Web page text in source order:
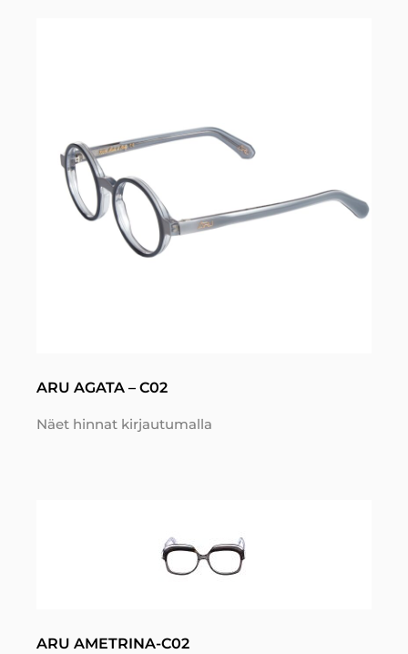
ARU AGATA – C02
Näet hinnat kirjautumalla
ARU AMETRINA-C02